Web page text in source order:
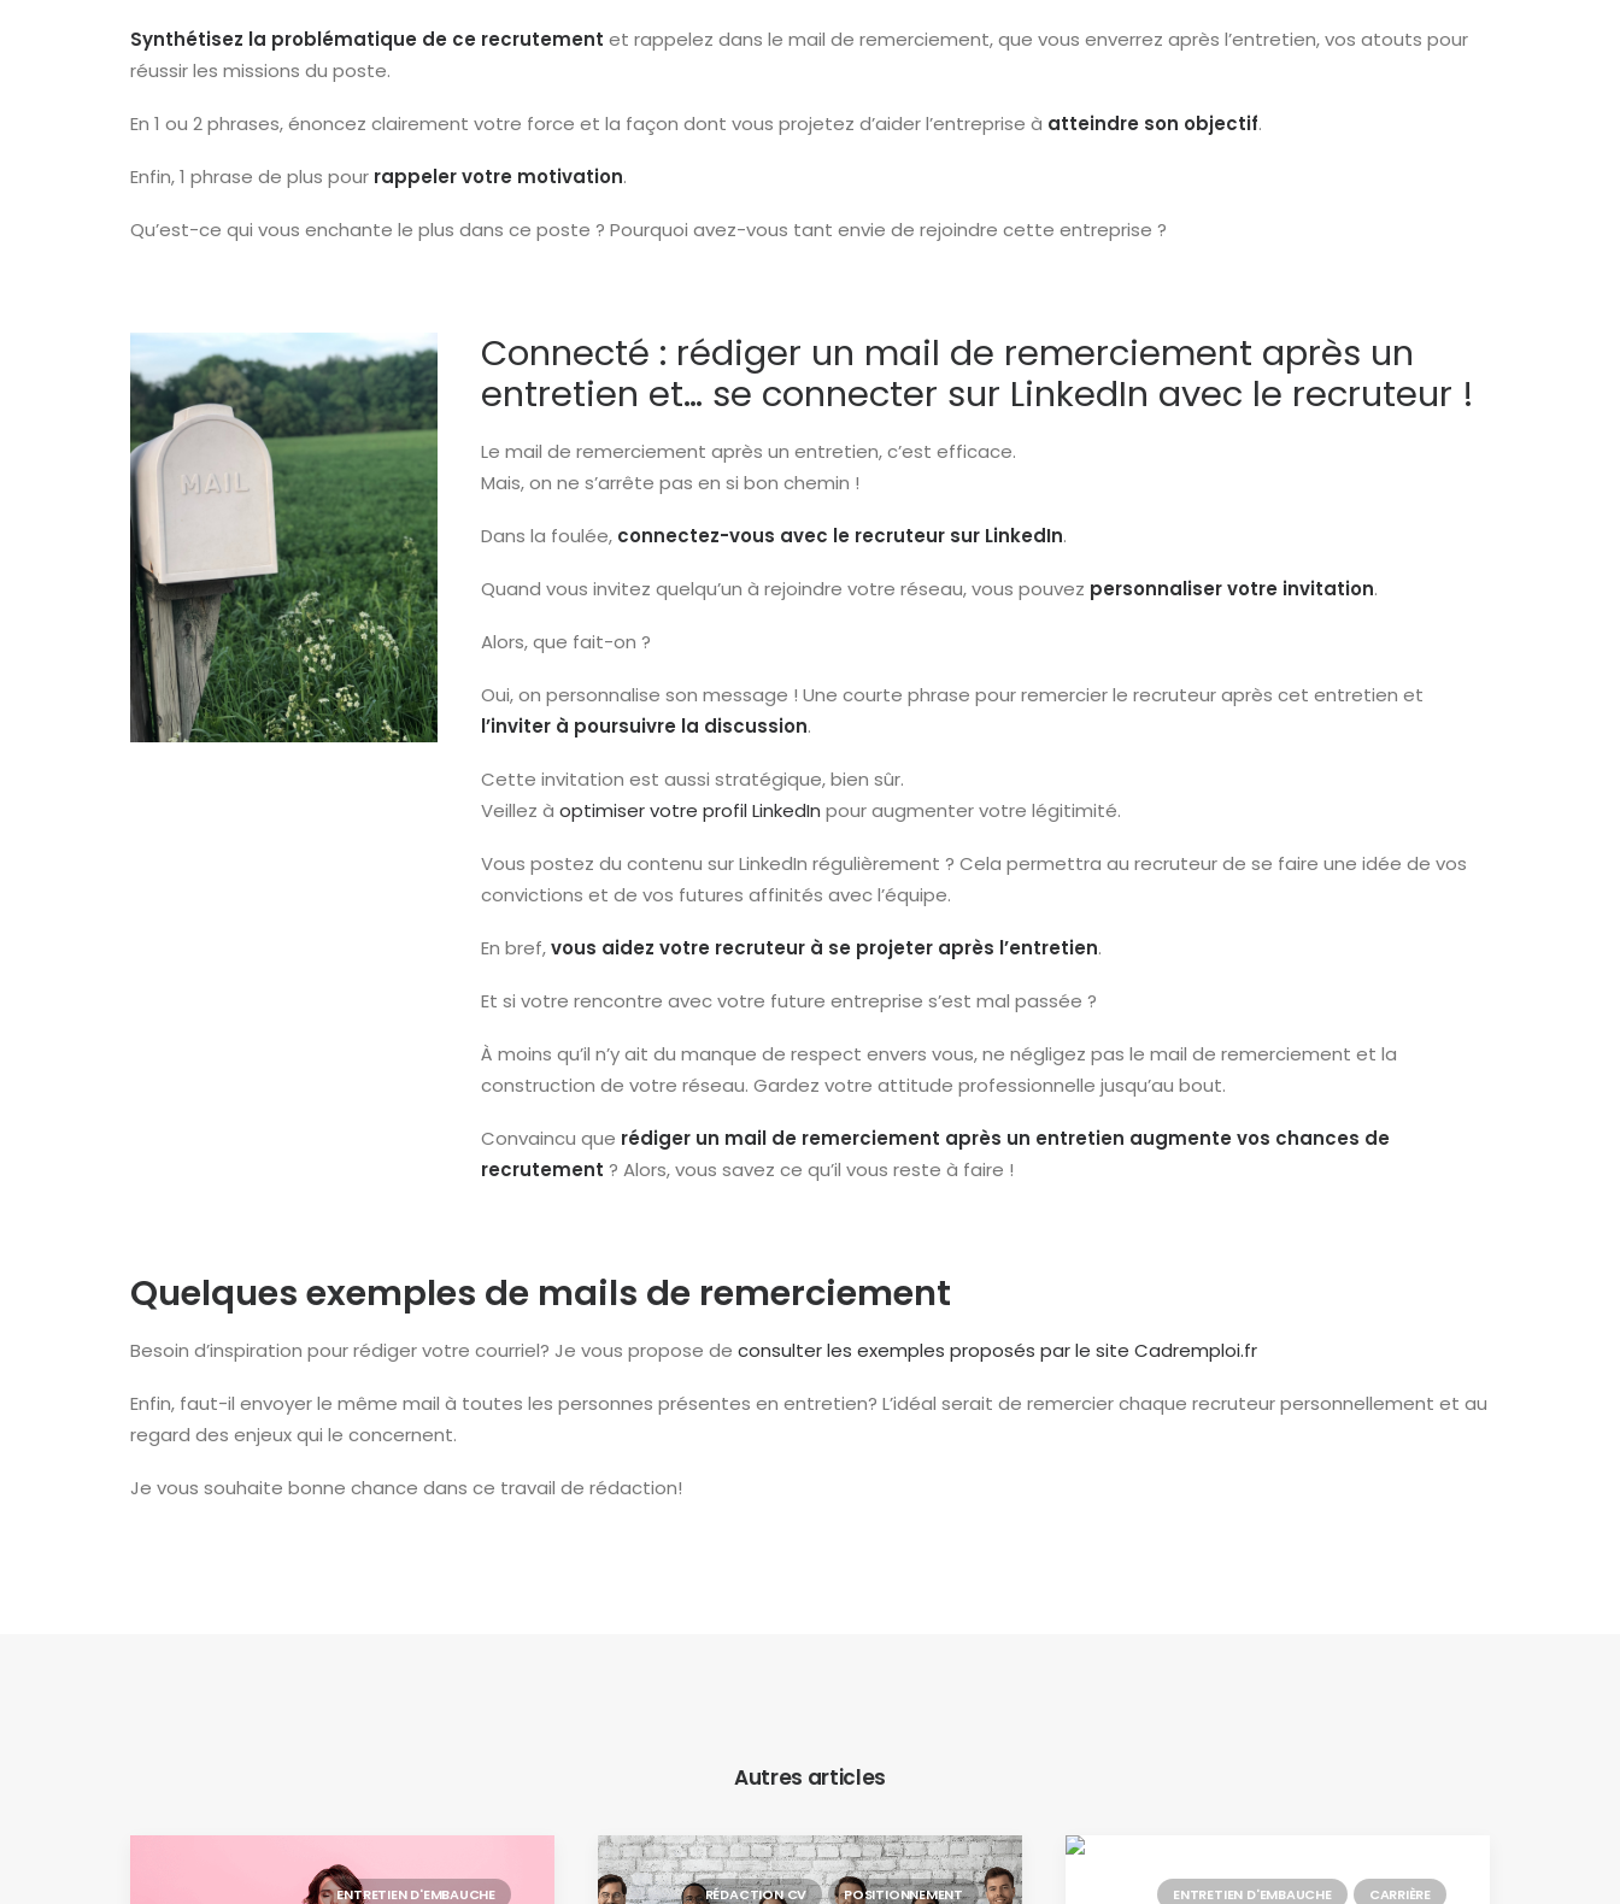
Synthétisez la problématique de ce recrutement et rappelez dans le mail de remerciement, que vous enverrez après l’entretien, vos atouts pour
réussir les missions du poste.
En 1 ou 2 phrases, énoncez clairement votre force et la façon dont vous projetez d’aider l’entreprise à atteindre son objectif.
Enfin, 1 phrase de plus pour rappeler votre motivation.
Qu’est-ce qui vous enchante le plus dans ce poste ? Pourquoi avez-vous tant envie de rejoindre cette entreprise ?
Connecté : rédiger un mail de remerciement après un
entretien et… se connecter sur LinkedIn avec le recruteur !
Le mail de remerciement après un entretien, c’est efficace.
Mais, on ne s’arrête pas en si bon chemin !
Dans la foulée, connectez-vous avec le recruteur sur LinkedIn.
Quand vous invitez quelqu’un à rejoindre votre réseau, vous pouvez personnaliser votre invitation.
Alors, que fait-on ?
Oui, on personnalise son message ! Une courte phrase pour remercier le recruteur après cet entretien et
l’inviter à poursuivre la discussion.
Cette invitation est aussi stratégique, bien sûr.
Veillez à optimiser votre profil LinkedIn pour augmenter votre légitimité.
Vous postez du contenu sur LinkedIn régulièrement ? Cela permettra au recruteur de se faire une idée de vos
convictions et de vos futures affinités avec l’équipe.
En bref,vous aidez votre recruteur à se projeter après l’entretien.
Et si votre rencontre avec votre future entreprise s’est mal passée ?
À moins qu’il n’y ait du manque de respect envers vous, ne négligez pas le mail de remerciement et la
construction de votre réseau. Gardez votre attitude professionnelle jusqu’au bout.
Convaincu que rédiger un mail de remerciement après un entretien augmente vos chances de
recrutement ? Alors, vous savez ce qu’il vous reste à faire !
Quelques exemples de mails de remerciement
Besoin d’inspiration pour rédiger votre courriel? Je vous propose de consulter les exemples proposés par le site Cadremploi.fr
Enfin, faut-il envoyer le même mail à toutes les personnes présentes en entretien? L’idéal serait de remercier chaque recruteur personnellement et au
regard des enjeux qui le concernent.
Je vous souhaite bonne chance dans ce travail de rédaction!
Autres articles
ENTRETIEN D'EMBAUCHE RÉDACTION CV POSITIONNEMENT ENTRETIEN D'EMBAUCHE CARRIÈRE